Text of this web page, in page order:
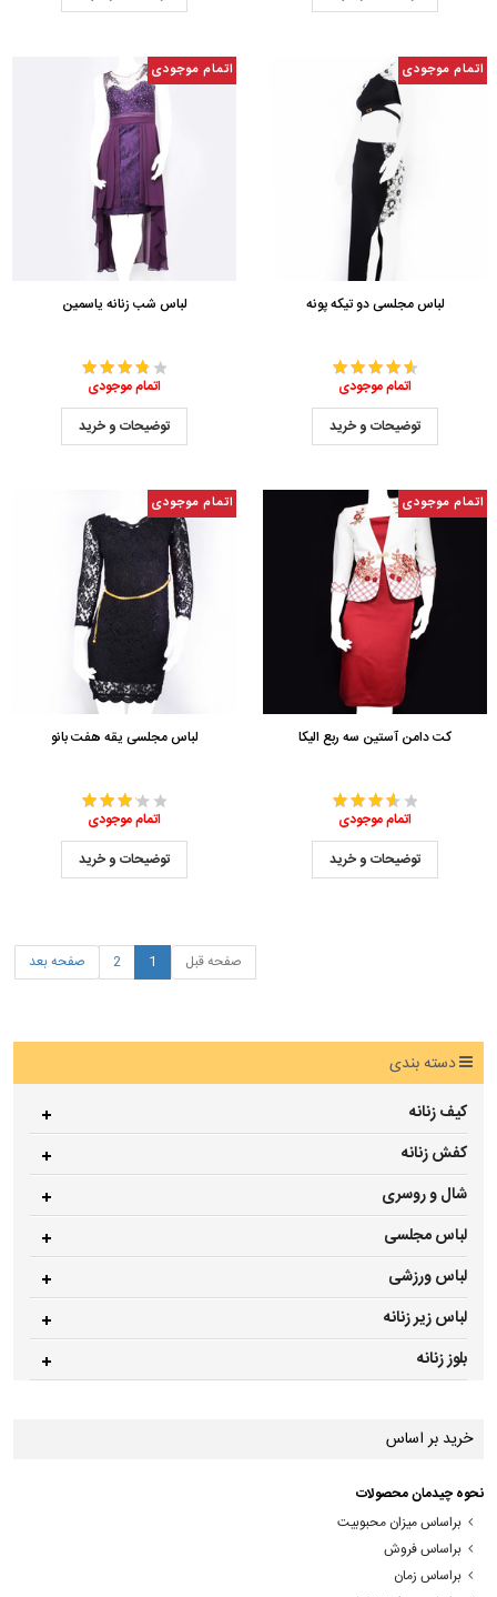
اتمام موجودی
لباس مجلسی دو تیکه پونه
اتمام موجودی
توضیحات و خرید
اتمام موجودی
لباس شب زنانه یاسمین
اتمام موجودی
توضیحات و خرید
اتمام موجودی
کت دامن آستین سه ربع الیکا
اتمام موجودی
توضیحات و خرید
اتمام موجودی
لباس مجلسی یقه هفت بانو
اتمام موجودی
توضیحات و خرید
صفحه قبل 1
2 صفحه بعد
دسته بندی
کیف زنانه
کفش زنانه
شال و روسری
لباس مجلسی
لباس ورزشی
لباس زیر زنانه
بلوز زنانه
خرید بر اساس
نحوه چیدمان محصولات
براساس میزان محبوبیت
براساس فروش
براساس زمان